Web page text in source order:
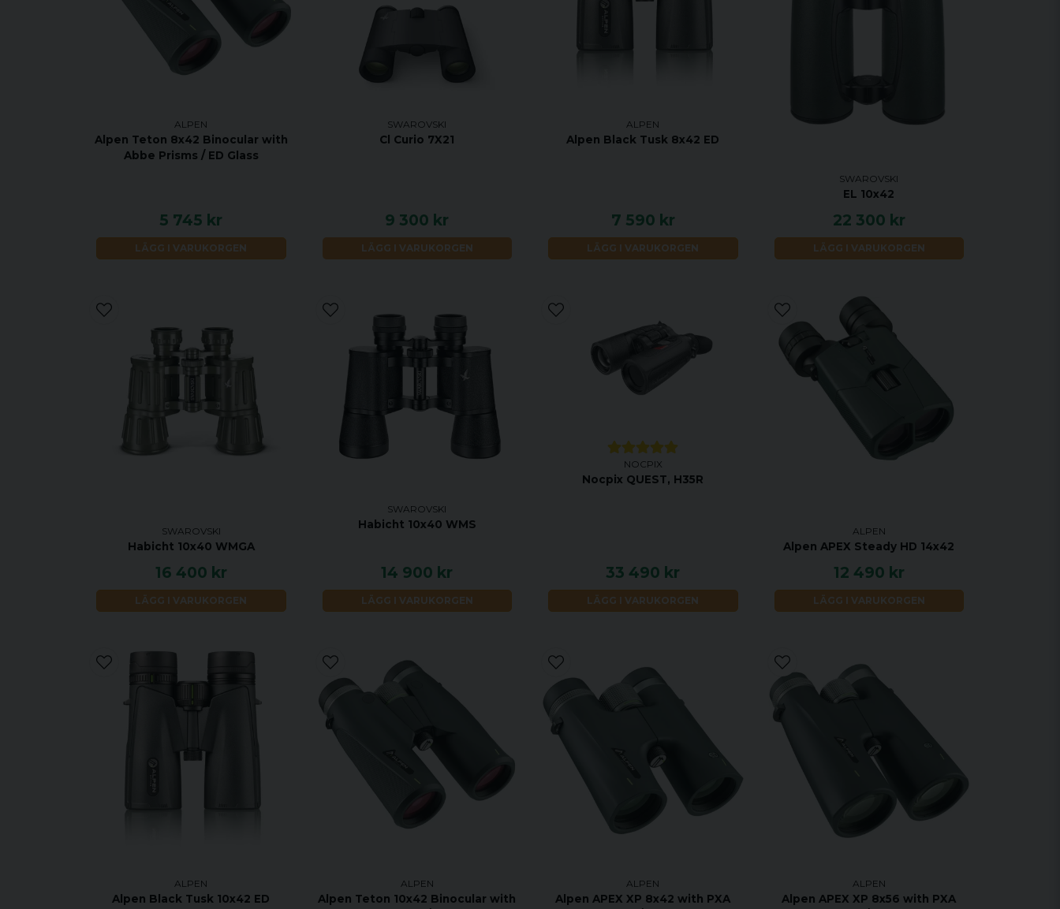
ALPEN
Alpen Teton 8x42 Binocular with
Abbe Prisms / ED Glass
5 745 kr
LÄGG I VARUKORGEN
SWAROVSKI
Cl Curio 7X21
9 300 kr
LÄGG I VARUKORGEN
ALPEN
Alpen Black Tusk 8x42 ED
7 590 kr
LÄGG I VARUKORGEN
SWAROVSKI
EL 10x42
22 300 kr
LÄGG I VARUKORGEN
SWAROVSKI
Habicht 10x40 WMGA
16 400 kr
LÄGG I VARUKORGEN
SWAROVSKI
Habicht 10x40 WMS
14 900 kr
LÄGG I VARUKORGEN
NOCPIX
Nocpix QUEST, H35R
33 490 kr
LÄGG I VARUKORGEN
ALPEN
Alpen APEX Steady HD 14x42
12 490 kr
LÄGG I VARUKORGEN
ALPEN
Alpen Black Tusk 10x42 ED
ALPEN
Alpen Teton 10x42 Binocular with
ALPEN
Alpen APEX XP 8x42 with PXA
ALPEN
Alpen APEX XP 8x56 with PXA